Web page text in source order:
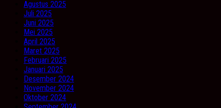
Agustus 2025
Juli 2025
Juni 2025
Mei 2025
April 2025
Maret 2025
Februari 2025
Januari 2025
Desember 2024
November 2024
Oktober 2024